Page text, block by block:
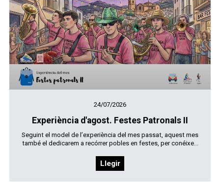
24/07/2026
Experiència d'agost. Festes Patronals II
Seguint el model de l’experiència del mes passat, aquest mes
també el dedicarem a recórrer pobles en festes, per conéixe...
Llegir